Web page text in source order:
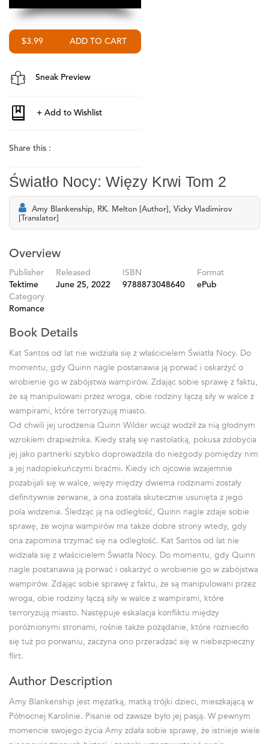
$3.99
Sneak Preview
Share this :
Światło Nocy: Więzy Krwi Tom 2
Amy Blankenship, RK. Melton [Author], Vicky Vladimirov
[Translator]
Overview
Publisher
Tektime
Released
June 25, 2022
ISBN
9788873048640
Format
ePub
Category
Romance
Book Details
Kat Santos od lat nie widziała się z właścicielem Światła Nocy. Do
momentu, gdy Quinn nagle postanawia ją porwać i oskarżyć o
wrobienie go w zabójstwa wampirów. Zdając sobie sprawę z faktu,
że są manipulowani przez wroga, obie rodziny łączą siły w walce z
wampirami, które terroryzują miasto.
Od chwili jej urodzenia Quinn Wilder wciąż wodził za nią głodnym
wzrokiem drapieżnika. Kiedy stałą się nastolatką, pokusa zdobycia
jej jako partnerki szybko doprowadziła do niezgody pomiędzy nim
a jej nadopiekuńczymi braćmi. Kiedy ich ojcowie wzajemnie
pozabijali się w walce, więzy między dwiema rodzinami zostały
definitywnie zerwane, a ona została skutecznie usunięta z jego
pola widzenia. Śledząc ją na odległość, Quinn nagle zdaje sobie
sprawę, że wojna wampirów ma także dobre strony wtedy, gdy
ona zapomina trzymać się na odległość. Kat Santos od lat nie
widziała się z właścicielem Światła Nocy. Do momentu, gdy Quinn
nagle postanawia ją porwać i oskarżyć o wrobienie go w zabójstwa
wampirów. Zdając sobie sprawę z faktu, że są manipulowani przez
wroga, obie rodziny łączą siły w walce z wampirami, które
terroryzują miasto. Następuje eskalacja konfliktu między
poróżnionymi stronami, rośnie także pożądanie, które roznieciło
się tuż po porwaniu, zaczyna ono przeradzać się w niebezpieczny
flirt.
Author Description
Amy Blankenship jest mężatką, matką trójki dzieci, mieszkającą w
Północnej Karolinie. Pisanie od zawsze było jej pasją. W pewnym
momencie swojego życia Amy zdała sobie sprawę, że istnieje wiele